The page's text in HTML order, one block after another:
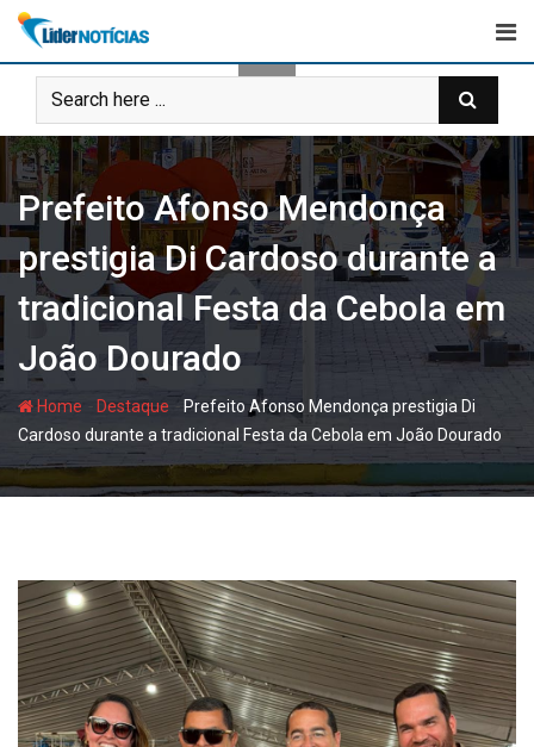
Skip
content
Prefeito Afonso Mendonça
prestigia Di Cardoso durante a
tradicional Festa da Cebola em
João Dourado
Home Destaque - Prefeito Afonso Mendonça prestigia Di
Cardoso durante a tradicional Festa da Cebola em João Dourado